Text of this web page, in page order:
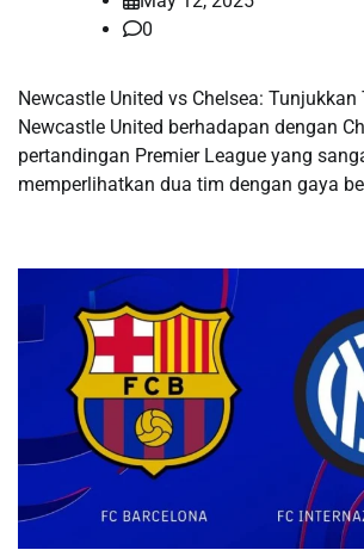
0
Newcastle United vs Chelsea: Tunjukkan
Newcastle United berhadapan dengan
pertandingan Premier League yang
memperlihatkan dua tim dengan gaya